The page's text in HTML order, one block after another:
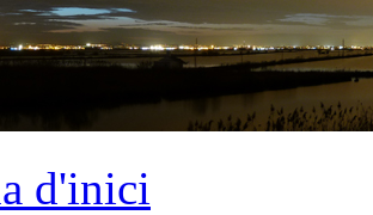
d'inici